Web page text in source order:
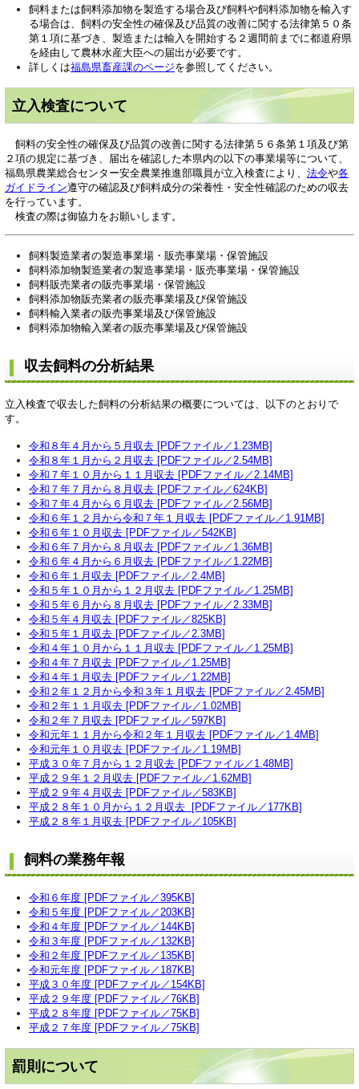
飼料または飼料添加物を製造する場合及び飼料や飼料添加物を輸入す
る場合は、飼料の安全性の確保及び品質の改善に関する法律第５０条
第１項に基づき、製造または輸入を開始する２週間前までに都道府県
を経由して農林水産大臣への届出が必要です。
詳しくは福島県畜産課のページを参照してください。
立入検査について
飼料の安全性の確保及び品質の改善に関する法律第５６条第１項及び第
２項の規定に基づき、届出を確認した本県内の以下の事業場等について、
福島県農業総合センター安全農業推進部職員が立入検査により、 法令や各
ガイドライン遵守の確認及び飼料成分の栄養性・安全性確認のための収去
を行っています。
検査の際は御協力をお願いします。
飼料製造業者の製造事業場・販売事業場・保管施設
飼料添加物製造業者の製造事業場・販売事業場・保管施設
飼料販売業者の販売事業場・保管施設
飼料添加物販売業者の販売事業場及び保管施設
飼料輸入業者の販売事業場及び保管施設
飼料添加物輸入業者の販売事業場及び保管施設
収去飼料の分析結果
立入検査で収去した飼料の分析結果の概要については、以下のとおりで
す。
令和８年４月から５月収去 [PDFファイル／1.23MB]
令和８年１月から２月収去 [PDFファイル／2.54MB]
令和７年１０月から１１月収去 [PDFファイル／2.14MB]
令和７年７月から８月収去 [PDFファイル／624KB]
令和７年４月から６月収去 [PDFファイル／2.56MB]
令和６年１２月から令和７年１月収去 [PDFファイル／1.91MB]
令和６年１０月収去 [PDFファイル／542KB]
令和６年７月から８月収去 [PDFファイル／1.36MB]
令和６年４月から６月収去 [PDFファイル／1.22MB]
令和６年１月収去 [PDFファイル／2.4MB]
令和５年１０月から１２月収去 [PDFファイル／1.25MB]
令和５年６月から８月収去 [PDFファイル／2.33MB]
令和５年４月収去 [PDFファイル／825KB]
令和５年１月収去 [PDFファイル／2.3MB]
令和４年１０月から１１月収去 [PDFファイル／1.25MB]
令和４年７月収去 [PDFファイル／1.25MB]
令和４年１月収去 [PDFファイル／1.22MB]
令和２年１２月から令和３年１月収去 [PDFファイル／2.45MB]
令和２年１１月収去 [PDFファイル／1.02MB]
令和２年７月収去 [PDFファイル／597KB]
令和元年１１月から令和２年１月収去 [PDFファイル／1.4MB]
令和元年１０月収去 [PDFファイル／1.19MB]
平成３０年７月から１２月収去 [PDFファイル／1.48MB]
平成２９年１２月収去 [PDFファイル／1.62MB]
平成２９年４月収去 [PDFファイル／583KB]
平成２８年１０月から１２月収去 [PDFファイル／177KB]
平成２８年１月収去 [PDFファイル／105KB]
飼料の業務年報
令和６年度 [PDFファイル／395KB]
令和５年度 [PDFファイル／203KB]
令和４年度 [PDFファイル／144KB]
令和３年度 [PDFファイル／132KB]
令和２年度 [PDFファイル／135KB]
令和元年度 [PDFファイル／187KB]
平成３０年度 [PDFファイル／154KB]
平成２９年度 [PDFファイル／76KB]
平成２８年度 [PDFファイル／75KB]
平成２７年度 [PDFファイル／75KB]
罰則について